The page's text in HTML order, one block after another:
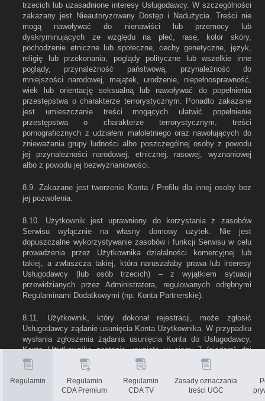
trzecich lub uzasadnione interesy Usługodawcy. W szczególności
zakazany jest Nieautoryzowany Dostęp i Nadużycia. Treści nie
mogą nawoływać do nienawiści lub przemocy lub
dyskryminujących ze względu na płeć, rasę, kolor skóry,
pochodzenie etniczne lub społeczne, cechy genetyczne, język,
religię lub przekonania, poglądy polityczne lub wszelkie inne
poglądy, przynależność państwową, przynależność do
mniejszości narodowej, majątek, urodzenie, niepełnosprawność,
wiek lub orientację seksualną lub nawoływać do popełnienia
przestępstwa o charakterze terrorystycznym. Ponadto zakazane
jest umieszczanie treści mogących ułatwić popełnienie
przestępstwa o charakterze terrorystycznym, treści
pornograficznych z udziałem małoletniego oraz nawołujących do
znieważania grupy ludności albo poszczególnej osoby z powodu
jej przynależności narodowej, etnicznej, rasowej, wyznaniowej
albo z powodu jej bezwyznaniowości.
8.9. Zakazane jest tworzenie Konta / Profilu dla innej osoby bez
jej pozwolenia.
8.10. Użytkownik jest uprawniony do korzystania z zasobów
Serwisu wyłącznie na własny domowy użytek. Nie jest
dopuszczalne wykorzystywanie zasobów i funkcji Serwisu w celu
prowadzenia przez Użytkownika działalności komercyjnej lub
takiej, a zwłaszcza takiej, która naruszałaby prawa lub interesy
Usługodawcy (lub osób trzecich) – z wyjątkiem sytuacji
przewidzianych przez Administratora, regulowanych odrębnymi
Regulaminami Dodatkowymi (np. Konta Partnerskie).
8.11. Użytkownik, który dokonał rejestracji, może zgłosić
Usługodawcy żądanie usunięcia Konta Użytkownika. W przypadku
wysłania zgłoszenia żądania usunięcia Konta do Usługodawcy,
Konto Użytkownika zostanie usunięte w ciągu 7 (siedem) dni
kalendarzowych.
8.12. Użytkownik oświadcza, że Dane Osobowe zawarte w
formularzu rejestracyjnym oraz ewentualnie następnie zmienione
Regulamin
Regulamin
CDA Premium
Regulamin
CDA TV
Zasady oznaczania
treści UGC